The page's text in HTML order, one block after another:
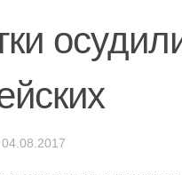
04.08.2017